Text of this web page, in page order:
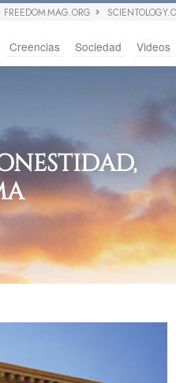
FREEDOM MAG.ORG
Creencias Sociedad Videos